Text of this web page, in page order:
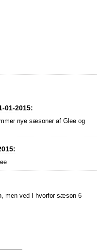
01-2015:
nye sæsoner af Glee og
men ved I hvorfor sæson 6